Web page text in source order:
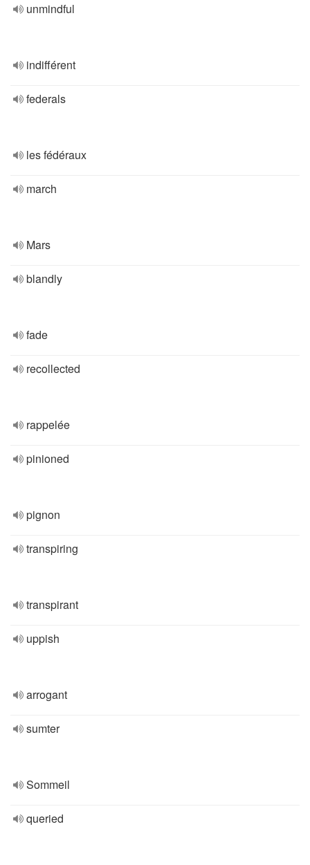
unmindful
indifférent
federals
les fédéraux
march
Mars
blandly
fade
recollected
rappelée
pinioned
pignon
transpiring
transpirant
uppish
arrogant
sumter
Sommeil
queried